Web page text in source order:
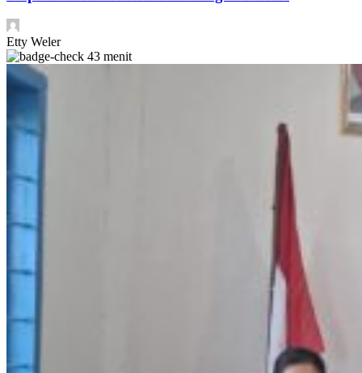
Etty Weler
43 menit